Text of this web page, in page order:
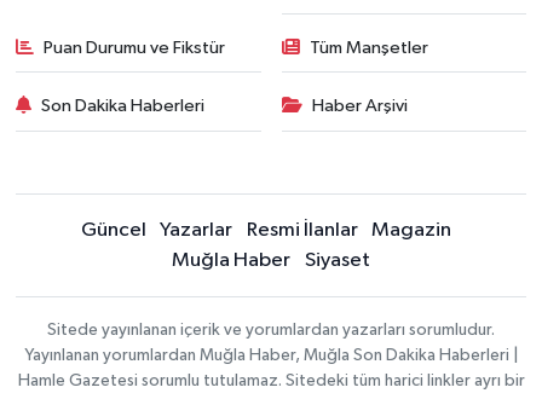
Puan Durumu ve Fikstür Tüm Manşetler
Son Dakika Haberleri Haber Arşivi
Güncel Yazarlar Resmi İlanlar
Magazin
Muğla Haber
Siyaset
Sitede yayınlanan içerik ve yorumlardan yazarları sorumludur.
Yayınlanan yorumlardan Muğla Haber, Muğla Son Dakika Haberleri |
Hamle Gazetesi sorumlu tutulamaz. Sitedeki tüm harici linkler ayrı bir